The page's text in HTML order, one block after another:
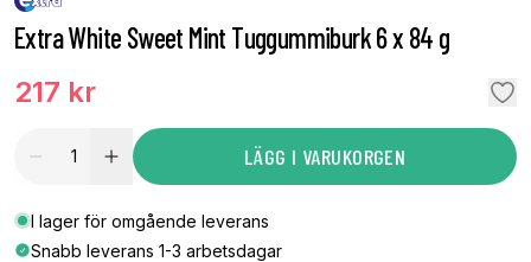
Extra White Sweet Mint Tuggummiburk 6 x 84 g
217 kr
LÄGG I VARUKORGEN
I lager för omgående leverans
Snabb leverans 1-3 arbetsdagar